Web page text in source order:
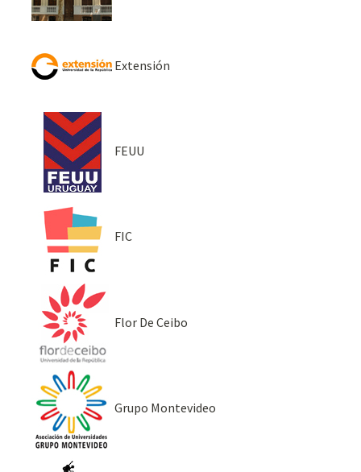
Extensión
FEUU
FIC
Flor De Ceibo
Grupo Montevideo